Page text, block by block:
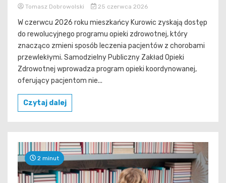
Tomasz Dobrowolski 25 czerwca 2026
W czerwcu 2026 roku mieszkańcy Kurowic zyskają dostęp
do rewolucyjnego programu opieki zdrowotnej, który
znacząco zmieni sposób leczenia pacjentów z chorobami
przewlekłymi. Samodzielny Publiczny Zakład Opieki
Zdrowotnej wprowadza program opieki koordynowanej,
oferujący pacjentom nie...
Czytaj dalej
2 minut